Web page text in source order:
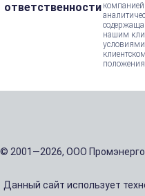
ответственности
нашим
© 2001—2026, ООО
Данный сайт использует